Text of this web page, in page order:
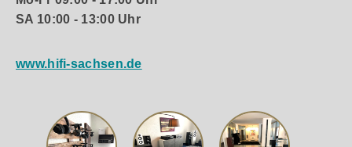
SA 10:00 - 13:00 Uhr
www.hifi-sachsen.de